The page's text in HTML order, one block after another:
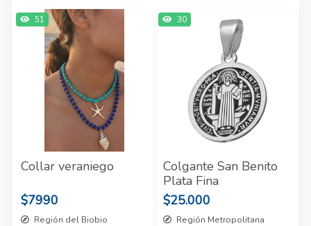
51
Collar veraniego
$7990
Región del Biobio
30
Colgante San Benito
Plata Fina
$25.000
Región Metropolitana